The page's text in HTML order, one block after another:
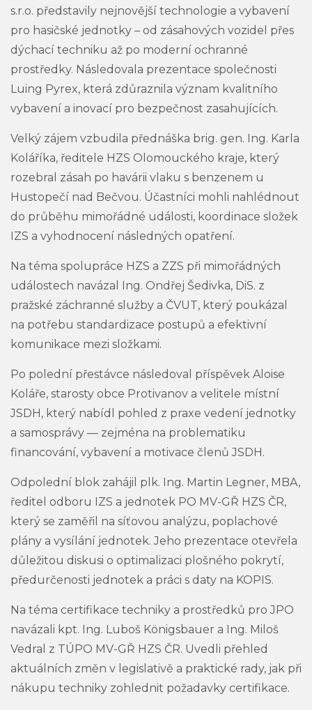
s.r.o. představily nejnovější technologie a vybavení
pro hasičské jednotky – od zásahových vozidel přes
dýchací techniku až po moderní ochranné
prostředky. Následovala prezentace společnosti
Luing Pyrex, která zdůraznila význam kvalitního
vybavení a inovací pro bezpečnost zasahujících.
Velký zájem vzbudila přednáška brig. gen. Ing. Karla
Koláříka, ředitele HZS Olomouckého kraje, který
rozebral zásah po havárii vlaku s benzenem u
Hustopečí nad Bečvou. Účastníci mohli nahlédnout
do průběhu mimořádné události, koordinace složek
IZS a vyhodnocení následných opatření.
Na téma spolupráce HZS a ZZS při mimořádných
událostech navázal Ing. Ondřej Šedivka, DiS. z
pražské záchranné služby a ČVUT, který poukázal
na potřebu standardizace postupů a efektivní
komunikace mezi složkami.
Po polední přestávce následoval příspěvek Aloise
Koláře, starosty obce Protivanov a velitele místní
JSDH, který nabídl pohled z praxe vedení jednotky
a samosprávy — zejména na problematiku
financování, vybavení a motivace členů JSDH.
Odpolední blok zahájil plk. Ing. Martin Legner, MBA,
ředitel odboru IZS a jednotek PO MV-GŘ HZS ČR,
který se zaměřil na síťovou analýzu, poplachové
plány a vysílání jednotek. Jeho prezentace otevřela
důležitou diskusi o optimalizaci plošného pokrytí,
předurčenosti jednotek a práci s daty na KOPIS.
Na téma certifikace techniky a prostředků pro JPO
navázali kpt. Ing. Luboš Königsbauer a Ing. Miloš
Vedral z TÚPO MV-GŘ HZS ČR. Uvedli přehled
aktuálních změn v legislativě a praktické rady, jak při
nákupu techniky zohlednit požadavky certifikace.